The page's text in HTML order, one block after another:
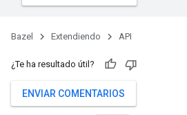
Bazel Extendiendo API
¿Te ha resultado útil?
ENVIAR COMENTARIOS